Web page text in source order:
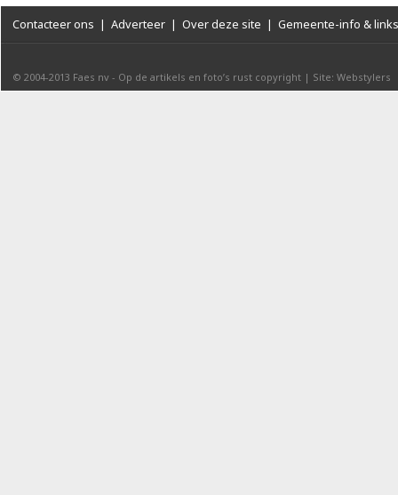
Contacteer ons | Adverteer | Over deze site | Gemeente-info & links
© 2004-2013 Faes nv - Op de artikels en foto’s rust copyright | Site: Webstylers